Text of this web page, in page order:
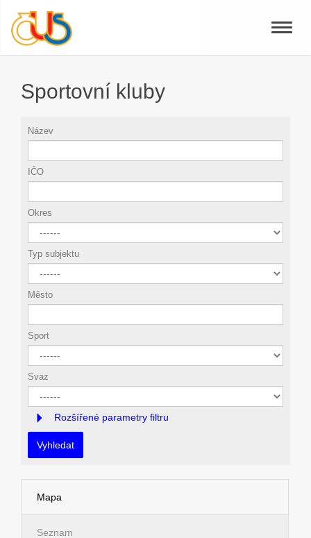
Toggle
Sportovní kluby
Název
IČO
Okres
Typ subjektu
Město
Sport
Svaz
Rozšířené parametry filtru
Vyhledat
Mapa
Seznam